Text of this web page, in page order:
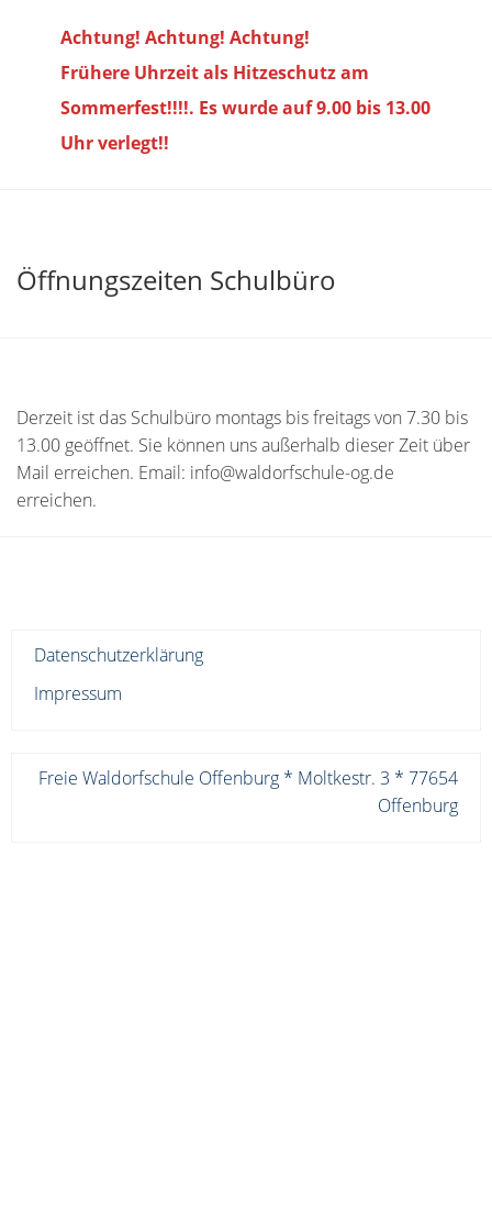
Achtung! Achtung! Achtung!
Frühere Uhrzeit als Hitzeschutz am
Sommerfest!!!!. Es wurde auf 9.00 bis 13.00
Uhr verlegt!!
Öffnungszeiten Schulbüro
Derzeit ist das Schulbüro montags bis freitags von 7.30 bis
13.00 geöffnet. Sie können uns außerhalb dieser Zeit über
Mail erreichen. Email: info@waldorfschule-og.de
erreichen.
Datenschutzerklärung
Impressum
Freie Waldorfschule Offenburg * Moltkestr. 3 * 77654
Offenburg